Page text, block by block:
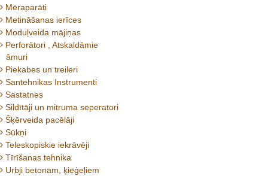
Mēraparāti
Metināšanas ierīces
Moduļveida mājiņas
Perforātori , Atskaldāmie
āmuri
Piekabes un treileri
Santehnikas Instrumenti
Sastatnes
Sildītāji un mitruma seperatori
Šķērveida pacēlāji
Sūkņi
Teleskopiskie iekrāvēji
Tīrīšanas tehnika
Urbji betonam, ķieģeļiem